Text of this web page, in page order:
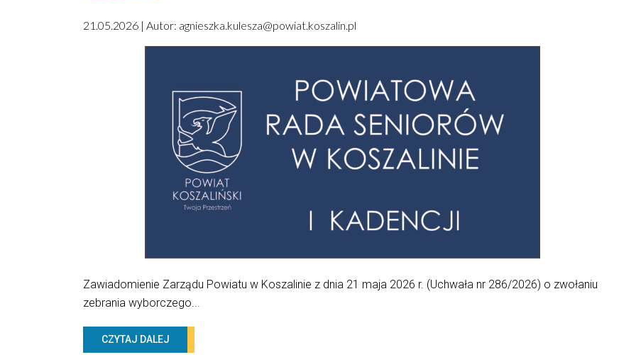
21.05.2026 | Autor: agnieszka.kulesza@powiat.koszalin.pl
Zawiadomienie Zarządu Powiatu w Koszalinie z dnia 21 maja 2026 r. (Uchwała nr 286/2026) o zwołaniu
zebrania wyborczego...
CZYTAJ DALEJ